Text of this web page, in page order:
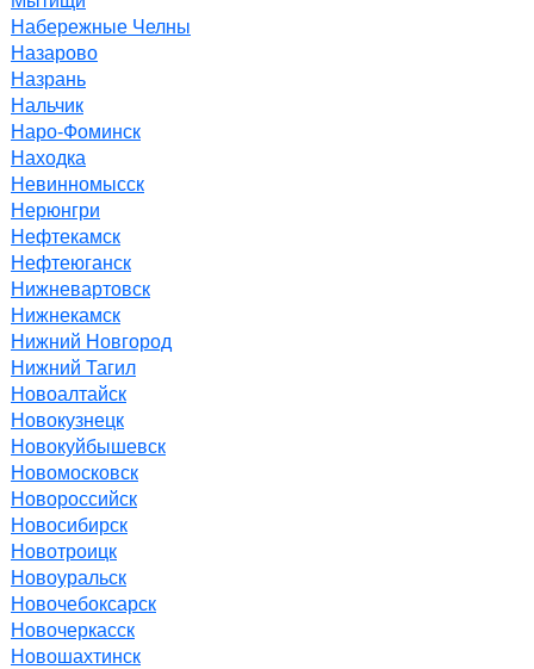
Набережные Челны
Назарово
Назрань
Нальчик
Наро-Фоминск
Находка
Невинномысск
Нерюнгри
Нефтекамск
Нефтеюганск
Нижневартовск
Нижнекамск
Нижний Новгород
Нижний Тагил
Новоалтайск
Новокузнецк
Новокуйбышевск
Новомосковск
Новороссийск
Новосибирск
Новотроицк
Новоуральск
Новочебоксарск
Новочеркасск
Новошахтинск